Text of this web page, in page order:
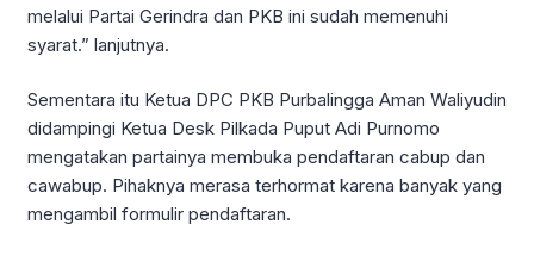
melalui Partai Gerindra dan PKB ini sudah memenuhi
syarat.” lanjutnya.
Sementara itu Ketua DPC PKB Purbalingga Aman Waliyudin
didampingi Ketua Desk Pilkada Puput Adi Purnomo
mengatakan partainya membuka pendaftaran cabup dan
cawabup. Pihaknya merasa terhormat karena banyak yang
mengambil formulir pendaftaran.